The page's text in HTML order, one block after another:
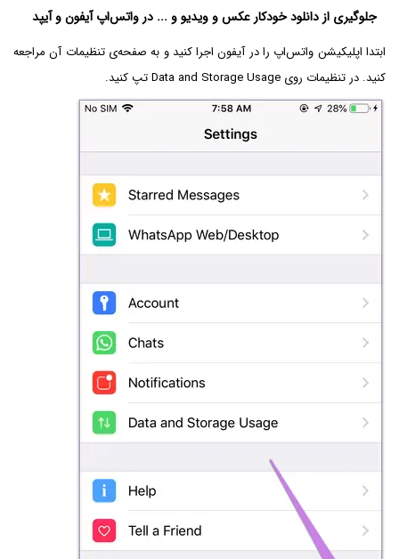
جلوگیری از دانلود خودکار عکس و ویدیو و ... در واتس‌اپ آیفون و آیپد
ابتدا اپلیکیشن واتس‌اپ را در آیفون اجرا کنید و به صفحه‌ی تنظیمات آن مراجعه
کنید. در تنظیمات روی Data and Storage Usage تپ کنید.